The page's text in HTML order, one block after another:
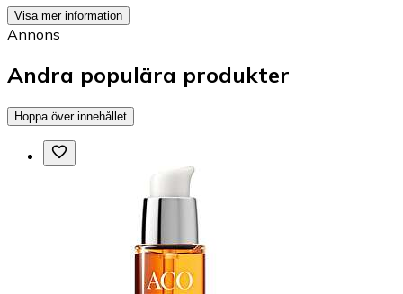
Visa mer information
Annons
Andra populära produkter
Hoppa över innehållet